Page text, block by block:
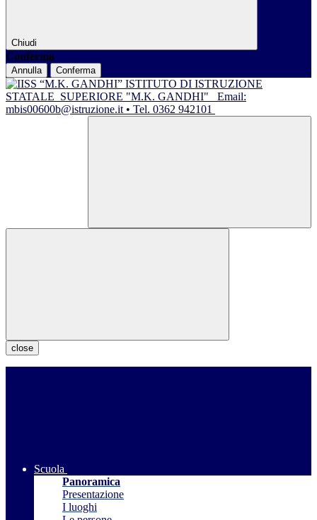
Chiudi
Conferma
Annulla Conferma
ISTITUTO DI ISTRUZIONE
STATALE SUPERIORE "M.K. GANDHI"
Email:
mbis00600b@istruzione.it • Tel. 0362 942101
close
Scuola
Panoramica
Presentazione
I luoghi